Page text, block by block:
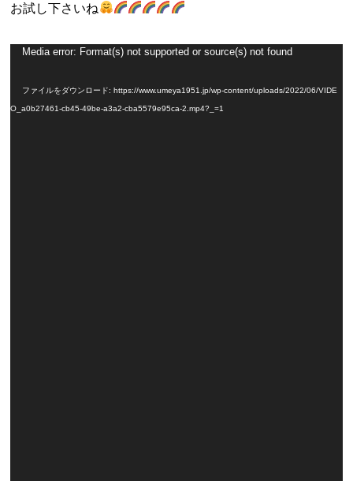
お試し下さいね
レ
Media error: Format(s) not supported or source(s) not found
ファイルをダウンロード: https://www.umeya1951.jp/wp-content/uploads/2022/06/VIDE
O_a0b27461-cb45-49be-a3a2-cba5579e95ca-2.mp4?_=1